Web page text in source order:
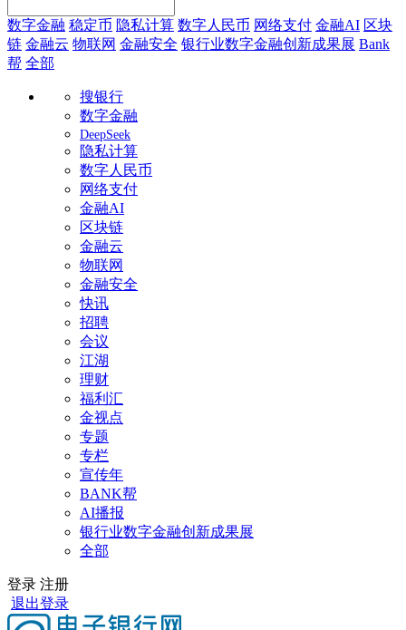
数字金融 稳定币 隐私计算 数字人民币 网络支付 金融AI 区块
链 金融云 物联网 金融安全 银行业数字金融创新成果展 Bank
帮 全部
搜银行
数字金融
DeepSeek
隐私计算
数字人民币
网络支付
金融AI
区块链
金融云
物联网
金融安全
快讯
招聘
会议
江湖
理财
福利汇
金视点
专题
专栏
宣传年
BANK帮
AI播报
银行业数字金融创新成果展
全部
登录 注册
退出登录